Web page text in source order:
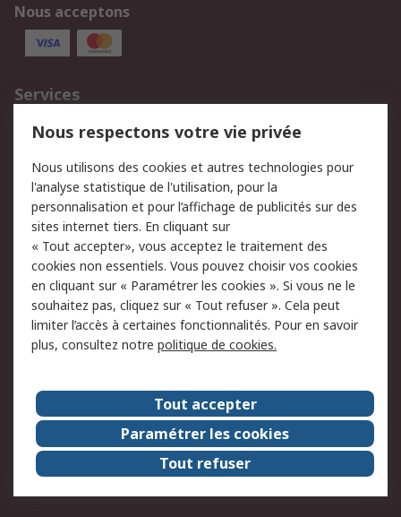
Nous acceptons
Services
750.000 produits
2.500 marques
Retours
Support technique
Track & trace
Legal
Politique de cookies
Sécurité des e-mails
Politique de protection
des données - Mise à
jour
Conditions générales
de vente
A propos de RS
Le groupe RS Group
A propos de RS
RS dans le monde
Travaillez chez RS
ESG
Nous respectons votre vie privée
Nous utilisons des cookies et autres technologies pour
l'analyse statistique de l'utilisation, pour la
personnalisation et pour l’affichage de publicités sur des
sites internet tiers. En cliquant sur
« Tout accepter», vous acceptez le traitement des
cookies non essentiels. Vous pouvez choisir vos cookies
en cliquant sur « Paramétrer les cookies ». Si vous ne le
souhaitez pas, cliquez sur « Tout refuser ». Cela peut
limiter l’accès à certaines fonctionnalités. Pour en savoir
plus, consultez notre politique de cookies.
Tout accepter
Paramétrer les cookies
Tout refuser